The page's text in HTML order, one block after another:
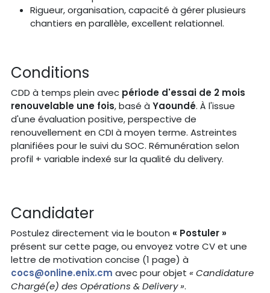
Rigueur, organisation, capacité à gérer plusieurs
chantiers en parallèle, excellent relationnel.
Conditions
CDD à temps plein avec période d'essai de 2 mois
renouvelable une fois, basé àYaoundé. À l'issue
d'une évaluation positive, perspective de
renouvellement en CDI à moyen terme. Astreintes
planifiées pour le suivi du SOC. Rémunération selon
profil + variable indexé sur la qualité du delivery.
Candidater
Postulez directement via le bouton« Postuler »
présent sur cette page, ou envoyez votre CV et une
lettre de motivation concise (1 page) à
cocs@online.enix.cm avec pour objet« Candidature
Chargé(e) des Opérations & Delivery ».